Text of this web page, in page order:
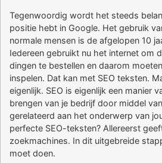
Tegenwoordig wordt het steeds
positie hebt in Google. Het gebruik
normale mensen is de afgelopen 10
Iedereen gebruikt nu het internet om
dingen te bestellen en daarom
inspelen. Dat kan met SEO teksten.
eigenlijk. SEO is eigenlijk een manier
brengen van je bedrijf door middel
gerelateerd aan het onderwerp van
perfecte SEO-teksten? Allereerst
zoekmachines. In dit uitgebreide
moet doen.